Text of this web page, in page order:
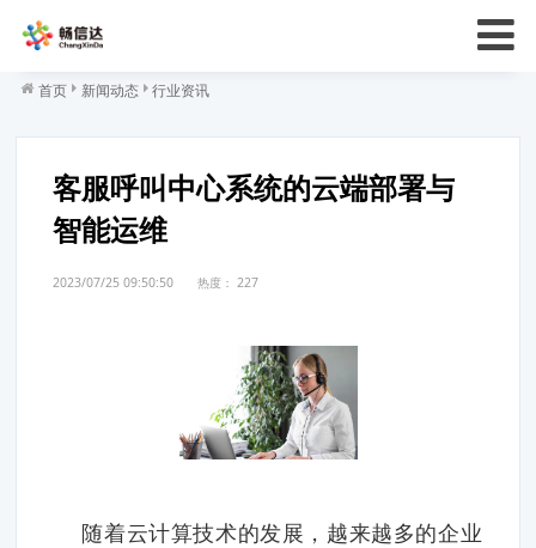
首页 新闻动态 行业资讯
客服呼叫中心系统的云端部署与
智能运维
2023/07/25 09:50:50 热度：227
随着云计算技术的发展，越来越多的企业